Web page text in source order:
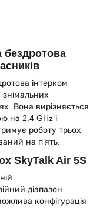
бездротова
інтерком
знімальних
Вона вирізняється
на 2.4 GHz і
роботу трьох
на п’ять.
SkyTalk Air 5S
діапазон.
конфігурація